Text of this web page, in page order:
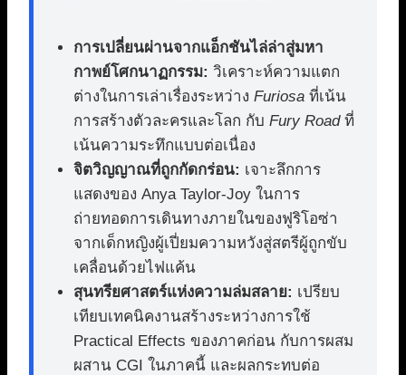
การเปลี่ยนผ่านจากแอ็กชันไล่ล่าสู่มหา
กาพย์โศกนาฏกรรม: วิเคราะห์ความแตก
ต่างในการเล่าเรื่องระหว่าง Furiosa ที่เน้น
การสร้างตัวละครและโลก กับ Fury Roadที่
เน้นความระทึกแบบต่อเนื่อง
จิตวิญญาณที่ถูกกัดกร่อน: เจาะลึกการ
แสดงของ Anya Taylor-Joy ในการ
ถ่ายทอดการเดินทางภายในของฟูริโอซ่า
จากเด็กหญิงผู้เปี่ยมความหวังสู่สตรีผู้ถูกขับ
เคลื่อนด้วยไฟแค้น
สุนทรียศาสตร์แห่งความล่มสลาย: เปรียบ
เทียบเทคนิคงานสร้างระหว่างการใช้
Practical Effects ของภาคก่อน กับการผสม
ผสาน CGI ในภาคนี้ และผลกระทบต่อ